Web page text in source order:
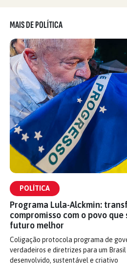
MAIS DE POLÍTICA
POLÍTICA
Programa Lula-Alckmin:
compromisso com o povo que
futuro melhor
Coligação protocola programa de
verdadeiros e diretrizes para um
desenvolvido, sustentável e criativo